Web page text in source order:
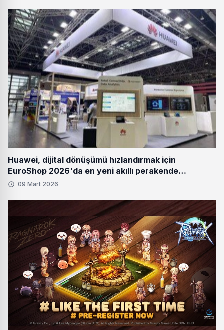
Huawei, dijital dönüşümü hızlandırmak için
EuroShop 2026'da en yeni akıllı perakende
çözümlerini tanıttı
09 Mart 2026